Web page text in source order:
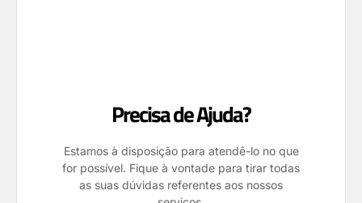
Precisa de Ajuda?
Estamos à disposição para atendê-lo no que
for possível. Fique à vontade para tirar todas
as suas dúvidas referentes aos nossos